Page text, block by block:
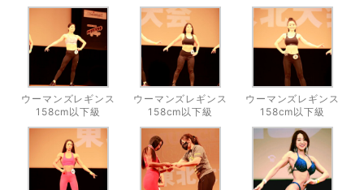
ウーマンズレギンス
158cm以下級
ウーマンズレギンス
158cm以下級
ウーマンズレギンス
158cm以下級